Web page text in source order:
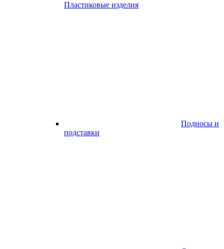
Пластиковые изделия
Подносы и
подставки